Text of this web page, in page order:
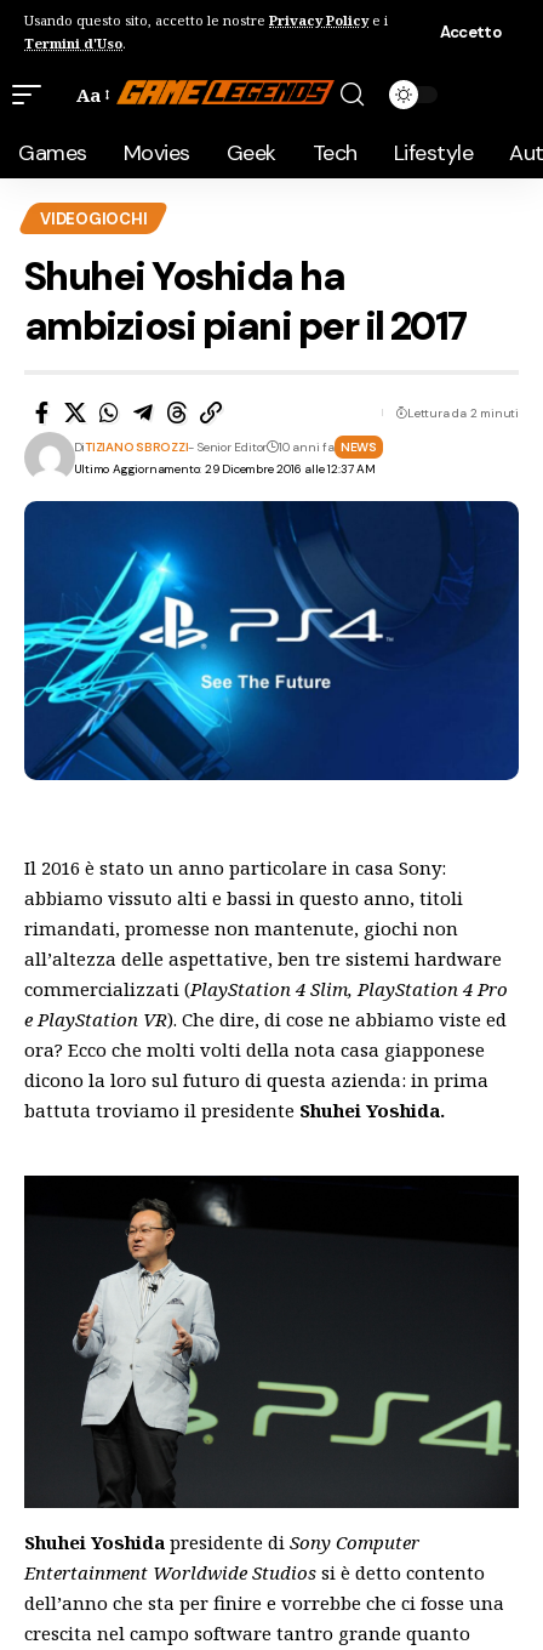
Usando questo sito, accetto le nostre Privacy Policye i
Termini d'Uso.
Accetto
Aa
Games Movies Geek Tech Lifestyle
VIDEOGIOCHI
Shuhei Yoshida ha
ambiziosi piani per il 2017
Ultimo Aggiornamento: 29 Dicembre 2016 alle 12:37 AM
DiTIZIANO SBROZZI- Senior Editor 10 anni fa NEWS
Lettura da 2 minuti
Il 2016 è stato un anno particolare in casa Sony:
abbiamo vissuto alti e bassi in questo anno, titoli
rimandati, promesse non mantenute, giochi non
all’altezza delle aspettative, ben tre sistemi hardware
commercializzati (PlayStation 4 Slim, PlayStation 4 Pro
e PlayStation VR). Che dire, di cose ne abbiamo viste ed
ora? Ecco che molti volti della nota casa giapponese
dicono la loro sul futuro di questa azienda: in prima
battuta troviamo il presidente Shuhei Yoshida.
Shuhei Yoshida presidente di Sony Computer
Entertainment Worldwide Studios si è detto contento
dell’anno che sta per finire e vorrebbe che ci fosse una
crescita nel campo software tantro grande quanto